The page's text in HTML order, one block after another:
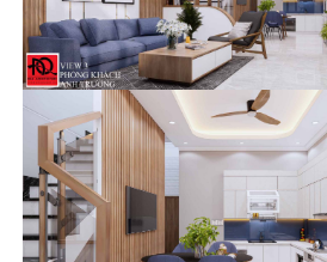
Tầng trệt:
1 khoảng sân lớn - 1
1 phòng ngủ - 1 phòng vệ sinh - 1